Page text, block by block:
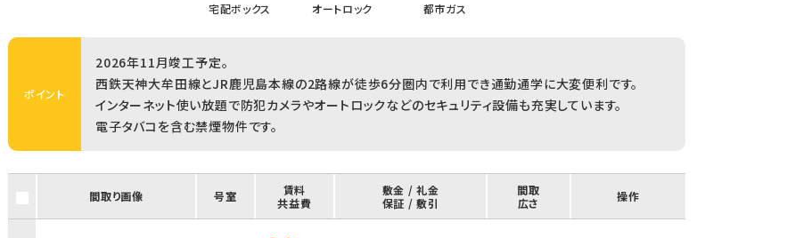
宅配ボックス オートロック 都市ガス
ポイント
2026年11月竣工予定。
西鉄天神大牟田線とJR鹿児島本線の2路線が徒歩6分圏内で利用でき通勤通学に大変便利です。
インターネット使い放題で防犯カメラやオートロックなどのセキュリティ設備も充実しています。
電子タバコを含む禁煙物件です。
間取り画像 号室
賃料
共益費
敷金 / 礼金
保証 / 敷引
間取
広さ
操作